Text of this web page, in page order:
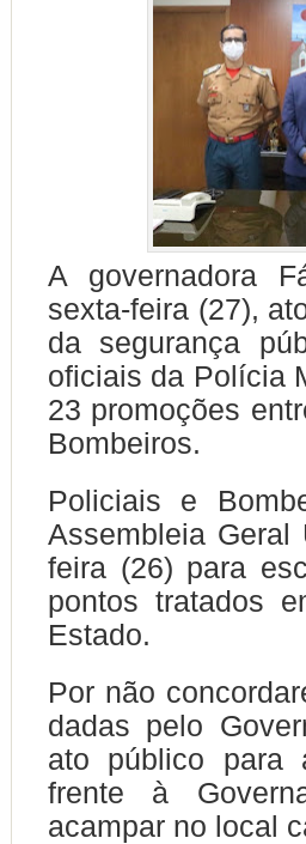
A governadora
sexta-feira (27),
da segurança
oficiais da Polícia
23 promoções
Bombeiros.
Policiais e
Assembleia
feira (26) para
pontos tratados
Estado.
Por não
dadas pelo
ato público para
frente à
acampar no local